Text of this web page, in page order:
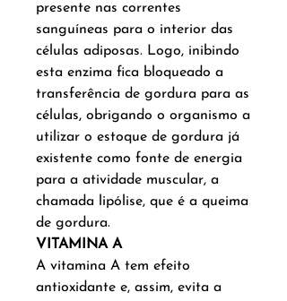
presente nas correntes
sanguíneas para o interior das
células adiposas. Logo, inibindo
esta enzima fica bloqueado a
transferência de gordura para as
células, obrigando o organismo a
utilizar o estoque de gordura já
existente como fonte de energia
para a atividade muscular, a
chamada lipólise, que é a queima
de gordura.
VITAMINA A
A vitamina A tem efeito
antioxidante e, assim, evita a